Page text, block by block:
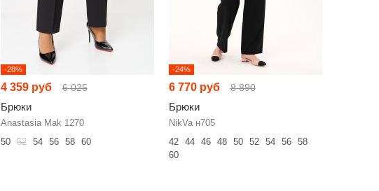
-28%
4 359 руб 6 025
Брюки
Anastasia Mak 1270
50 52 54 56 58 60
-24%
6 770 руб 8 890
Брюки
NikVa н705
42
44 46 48 50 52 54 56
58
60